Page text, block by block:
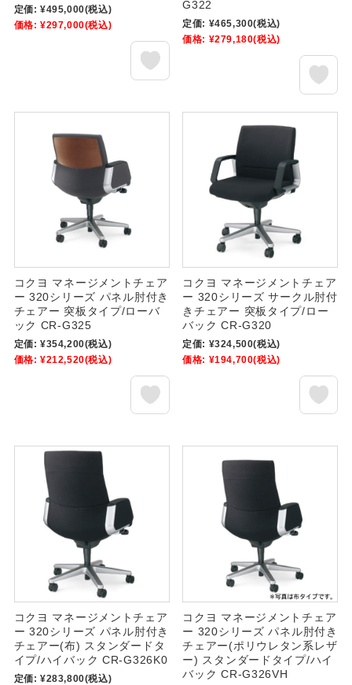
定価: ¥495,000(税込)
価格: ¥297,000(税込)
G322
定価: ¥465,300(税込)
価格: ¥279,180(税込)
コクヨ マネージメントチェア
ー 320シリーズ パネル肘付き
チェアー 突板タイプ/ローバ
ック CR-G325
定価: ¥354,200(税込)
価格: ¥212,520(税込)
コクヨ マネージメントチェア
ー 320シリーズ サークル肘付
きチェアー 突板タイプ/ロー
バック CR-G320
定価: ¥324,500(税込)
価格: ¥194,700(税込)
コクヨ マネージメントチェア
ー 320シリーズ パネル肘付き
チェアー(布) スタンダードタ
イプ/ハイバック CR-G326K0
定価: ¥283,800(税込)
コクヨ マネージメントチェア
ー 320シリーズ パネル肘付き
チェアー(ポリウレタン系レザ
ー) スタンダードタイプ/ハイ
バック CR-G326VH